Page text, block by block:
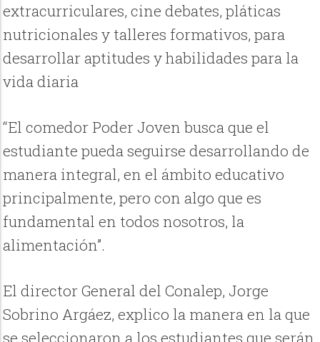
extracurriculares, cine debates, pláticas
nutricionales y talleres formativos, para
desarrollar aptitudes y habilidades para la
vida diaria
“El comedor Poder Joven busca que el
estudiante pueda seguirse desarrollando de
manera integral, en el ámbito educativo
principalmente, pero con algo que es
fundamental en todos nosotros, la
alimentación”.
El director General del Conalep, Jorge
Sobrino Argáez, explico la manera en la que
se seleccionaron a los estudiantes que serán